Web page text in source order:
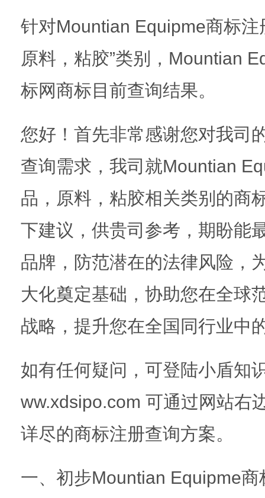
针对Mountian Equipme商标注
原料，粘胶”类别，Mountian
标网商标目前查询结果。
您好！首先非常感谢您对我司
查询需求，我司就Mountian
品，原料，粘胶相关类别的商
下建议，供贵司参考，期盼能
品牌，防范潜在的法律风险，
大化奠定基础，协助您在全球
战略，提升您在全国同行业中
如有任何疑问，可登陆小盾知
ww.xdsipo.com 可通过网站右
详尽的商标注册查询方案。
一、初步Mountian Equipme商